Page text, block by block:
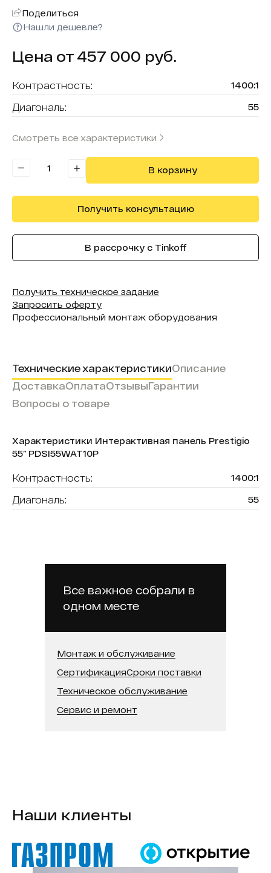
Поделиться
Нашли дешевле?
Цена от 457 000 руб.
Контрастность: 1400:1
Диагональ: 55
Смотреть все характеристики
В корзину
Получить консультацию
В рассрочку с Tinkoff
Получить техническое задание
Запросить оферту
Профессиональный монтаж оборудования
Технические характеристикиОписание
ДоставкаОплатаОтзывыГарантии
Вопросы о товаре
Характеристики Интерактивная панель Prestigio
55” PDSI55WAT10P
Контрастность: 1400:1
Диагональ: 55
Операционная система: Android
Все важное собрали в
одном месте
Монтаж и обслуживание
СертификацияСроки поставки
Техническое обслуживание
Сервис и ремонт
Наши клиенты